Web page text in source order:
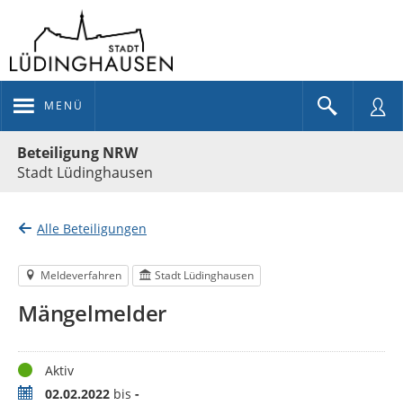
MENÜ
Beteiligung NRW
Stadt Lüdinghausen
Alle Beteiligungen
Meldeverfahren Stadt Lüdinghausen
Mängelmelder
StatusAktiv
Zeitraum02.02.2022 bis -